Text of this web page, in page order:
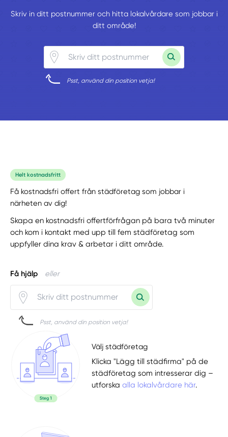
Skriv in ditt postnummer och hitta lokalvårdare som jobbar i
ditt område!
Psst, använd din position vetja!
Helt kostnadsfritt
Få kostnadsfri offert från städföretag som jobbar i
närheten av dig!
Skapa en kostnadsfri offertförfrågan på bara två minuter
och kom i kontakt med upp till fem städföretag som
uppfyller dina krav & arbetar i ditt område.
Få hjälp eller
Psst, använd din position vetja!
Välj städföretag
Klicka "Lägg till städfirma" på de
städföretag som intresserar dig –
utforskaalla lokalvårdare här.